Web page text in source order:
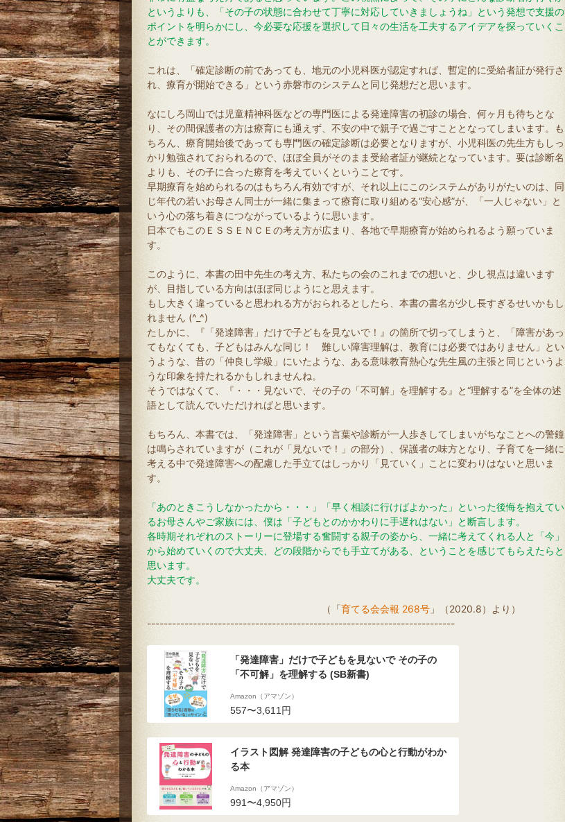
というよりも、「その子の状態に合わせて丁寧に対応していきましょうね」という発想で支援の
ポイントを明らかにし、今必要な応援を選択して日々の生活を工夫するアイデアを探っていくこ
とができます。
これは、「確定診断の前であっても、地元の小児科医が認定すれば、暫定的に受給者証が発行さ
れ、療育が開始できる」という赤磐市のシステムと同じ発想だと思います。
なにしろ岡山では児童精神科医などの専門医による発達障害の初診の場合、何ヶ月も待ちとな
り、その間保護者の方は療育にも通えず、不安の中で親子で過ごすこととなってしまいます。も
ちろん、療育開始後であっても専門医の確定診断は必要となりますが、小児科医の先生方もしっ
かり勉強されておられるので、ほぼ全員がそのまま受給者証が継続となっています。要は診断名
よりも、その子に合った療育を考えていくということです。
早期療育を始められるのはもちろん有効ですが、それ以上にこのシステムがありがたいのは、同
じ年代の若いお母さん同士が一緒に集まって療育に取り組める“安心感”が、「一人じゃない」と
いう心の落ち着きにつながっているように思います。
日本でもこのＥＳＳＥＮＣＥの考え方が広まり、各地で早期療育が始められるよう願っていま
す。
このように、本書の田中先生の考え方、私たちの会のこれまでの想いと、少し視点は違います
が、目指している方向はほぼ同じようにと思えます。
もし大きく違っていると思われる方がおられるとしたら、本書の書名が少し長すぎるせいかもし
れません (^_^)
たしかに、『「発達障害」だけで子どもを見ないで！』の箇所で切ってしまうと、「障害があっ
てもなくても、子どもはみんな同じ！ 難しい障害理解は、教育には必要ではありません」とい
うような、昔の「仲良し学級」にいたような、ある意味教育熱心な先生風の主張と同じというよ
うな印象を持たれるかもしれませんね。
そうではなくて、『・・・見ないで、その子の「不可解」を理解する』と“理解する”を全体の述
語として読んでいただければと思います。
もちろん、本書では、「発達障害」という言葉や診断が一人歩きしてしまいがちなことへの警鐘
は鳴らされていますが（これが「見ないで！」の部分）、保護者の味方となり、子育てを一緒に
考える中で発達障害への配慮した手立てはしっかり「見ていく」ことに変わりはないと思いま
す。
「あのときこうしなかったから・・・」「早く相談に行けばよかった」といった後悔を抱えてい
るお母さんやご家族には、僕は「子どもとのかかわりに手遅れはない」と断言します。
各時期それぞれのストーリーに登場する奮闘する親子の姿から、一緒に考えてくれる人と「今」
から始めていくので大丈夫、どの段階からでも手立てがある、ということを感じてもらえたらと
思います。
大丈夫です。
（「育てる会会報 268号 」（2020.8）より）
--------------------------------------------------------------------------
「発達障害」だけで子どもを見ないで その子の
「不可解」を理解する (SB新書)
Amazon（アマゾン）
557〜3,611円
イラスト図解 発達障害の子どもの心と行動がわか
る本
Amazon（アマゾン）
991〜4,950円